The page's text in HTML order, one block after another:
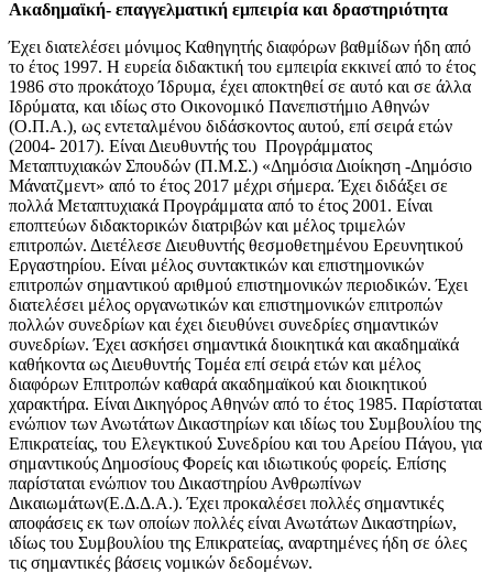
Ακαδημαϊκή- επαγγελματική εμπειρία και δραστηριότητα
Έχει διατελέσει μόνιμος Καθηγητής διαφόρων βαθμίδων ήδη από
το έτος 1997. Η ευρεία διδακτική του εμπειρία εκκινεί από το έτος
1986 στο προκάτοχο Ίδρυμα, έχει αποκτηθεί σε αυτό και σε άλλα
Ιδρύματα, και ιδίως στο Οικονομικό Πανεπιστήμιο Αθηνών
(Ο.Π.Α.), ως εντεταλμένου διδάσκοντος αυτού, επί σειρά ετών
(2004- 2017). Είναι Διευθυντής του Προγράμματος
Μεταπτυχιακών Σπουδών (Π.Μ.Σ.) «Δημόσια Διοίκηση -Δημόσιο
Μάνατζμεντ» από το έτος 2017 μέχρι σήμερα. Έχει διδάξει σε
πολλά Μεταπτυχιακά Προγράμματα από το έτος 2001. Είναι
εποπτεύων διδακτορικών διατριβών και μέλος τριμελών
επιτροπών. Διετέλεσε Διευθυντής θεσμοθετημένου Ερευνητικού
Εργαστηρίου. Είναι μέλος συντακτικών και επιστημονικών
επιτροπών σημαντικού αριθμού επιστημονικών περιοδικών. Έχει
διατελέσει μέλος οργανωτικών και επιστημονικών επιτροπών
πολλών συνεδρίων και έχει διευθύνει συνεδρίες σημαντικών
συνεδρίων. Έχει ασκήσει σημαντικά διοικητικά και ακαδημαϊκά
καθήκοντα ως Διευθυντής Τομέα επί σειρά ετών και μέλος
διαφόρων Επιτροπών καθαρά ακαδημαϊκού και διοικητικού
χαρακτήρα. Είναι Δικηγόρος Αθηνών από το έτος 1985. Παρίσταται
ενώπιον των Ανωτάτων Δικαστηρίων και ιδίως του Συμβουλίου της
Επικρατείας, του Ελεγκτικού Συνεδρίου και του Αρείου Πάγου, για
σημαντικούς Δημοσίους Φορείς και ιδιωτικούς φορείς. Επίσης
παρίσταται ενώπιον του Δικαστηρίου Ανθρωπίνων
Δικαιωμάτων(Ε.Δ.Δ.Α.). Έχει προκαλέσει πολλές σημαντικές
αποφάσεις εκ των οποίων πολλές είναι Ανωτάτων Δικαστηρίων,
ιδίως του Συμβουλίου της Επικρατείας, αναρτημένες ήδη σε όλες
τις σημαντικές βάσεις νομικών δεδομένων.